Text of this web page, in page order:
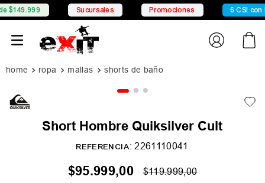
Sucursales Promociones 6 CSI con Mercado
ropa mallas shorts de baño
Short Hombre Quiksilver Cult
REFERENCIA:2261110041
$95.999,00 $119.999,00